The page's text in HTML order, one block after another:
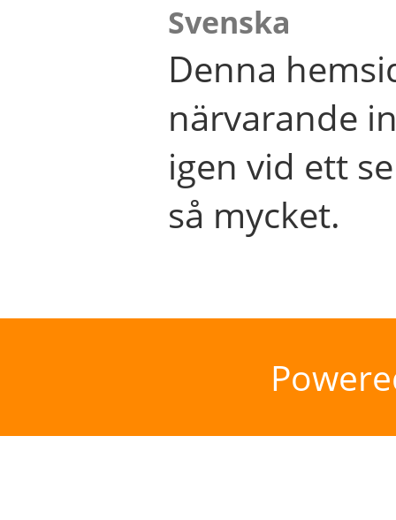
Svenska
Denna
närvarande
igen vid ett
så mycket.